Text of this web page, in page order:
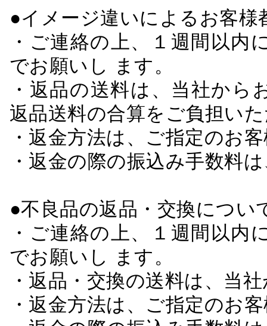
●イメージ違いによるお客
・ご連絡の上、１週間以
でお願いし ます。
・返品の送料は、当社か
返品送料の合算をご負担い
・返金方法は、ご指定のお
・返金の際の振込み手数料
●不良品の返品・交換につい
・ご連絡の上、１週間以
でお願いし ます。
・返品・交換の送料は、当
・返金方法は、ご指定のお